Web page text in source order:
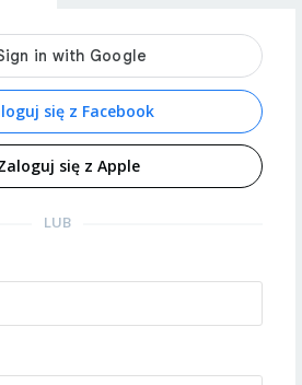
się z Facebook
się z Apple
LUB